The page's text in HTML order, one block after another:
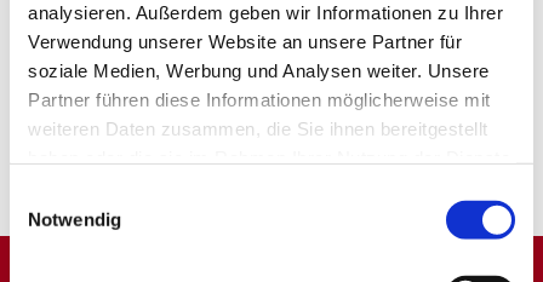
analysieren. Außerdem geben wir Informationen zu Ihrer
Verwendung unserer Website an unsere Partner für
soziale Medien, Werbung und Analysen weiter. Unsere
Partner führen diese Informationen möglicherweise mit
weiteren Daten zusammen, die Sie ihnen bereitgestellt
Notwendig